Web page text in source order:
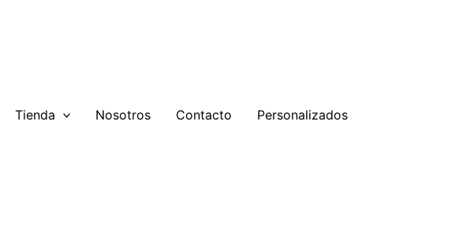
Tienda Nosotros Contacto Personalizados
23